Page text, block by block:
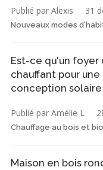
Publié par Alexis 31
Nouveaux modes
Est-ce qu'un foyer
chauffant pour
conception solaire
Publié par Amélie L
Chauffage au bois et
Maison en bois